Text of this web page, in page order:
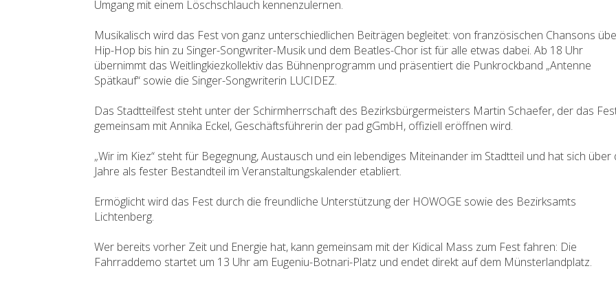
Umgang mit einem Löschschlauch kennenzulernen.
Musikalisch wird das Fest von ganz unterschiedlichen Beiträgen begleitet: von französischen Chansons
Hip-Hop bis hin zu Singer-Songwriter-Musik und dem Beatles-Chor ist für alle etwas dabei. Ab 18 Uhr
übernimmt das Weitlingkiezkollektiv das Bühnenprogramm und präsentiert die Punkrockband „Antenne
Spätkauf“ sowie die Singer-Songwriterin LUCIDEZ.
Das Stadtteilfest steht unter der Schirmherrschaft des Bezirksbürgermeisters Martin Schaefer, der das
gemeinsam mit Annika Eckel, Geschäftsführerin der pad gGmbH, offiziell eröffnen wird.
„Wir im Kiez“ steht für Begegnung, Austausch und ein lebendiges Miteinander im Stadtteil und hat sich über
Jahre als fester Bestandteil im Veranstaltungskalender etabliert.
Ermöglicht wird das Fest durch die freundliche Unterstützung der HOWOGE sowie des Bezirksamts
Lichtenberg.
Wer bereits vorher Zeit und Energie hat, kann gemeinsam mit der Kidical Mass zum Fest fahren: Die
Fahrraddemo startet um 13 Uhr am Eugeniu-Botnari-Platz und endet direkt auf dem Münsterlandplatz.